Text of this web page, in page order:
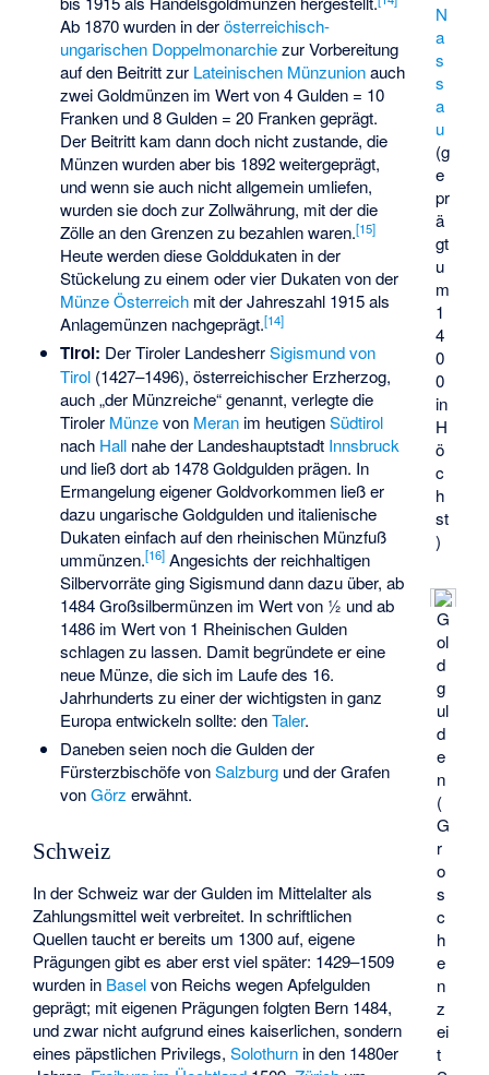
N
a
s
s
a
u
(g
e
pr
ä
gt
u
m
1
4
0
0
in
H
ö
c
h
st
)
G
ol
d
g
ul
d
e
n
(
G
r
o
s
c
h
e
n
z
ei
t
Ab 1870 wurden in derösterreichisch-
ungarischen Doppelmonarchiezur Vorbereitung
auf den Beitritt zur Lateinischen Münzunionauch
zwei Goldmünzen im Wert von 4 Gulden = 10
Franken und 8 Gulden = 20 Franken geprägt.
Der Beitritt kam dann doch nicht zustande, die
Münzen wurden aber bis 1892 weitergeprägt,
und wenn sie auch nicht allgemein umliefen,
wurden sie doch zur Zollwährung, mit der die
Zölle an den Grenzen zu bezahlen waren.[15]
Heute werden diese Golddukaten in der
Stückelung zu einem oder vier Dukaten von der
Münze Österreichmit der Jahreszahl 1915 als
Anlagemünzen nachgeprägt.[14]
Tirol: Der Tiroler LandesherrSigismund von
Tirol(1427–1496), österreichischer Erzherzog,
auch „der Münzreiche“ genannt, verlegte die
Tiroler Münzevon Meranim heutigenSüdtirol
nach Hallnahe der Landeshauptstadt Innsbruck
und ließ dort ab 1478 Goldgulden prägen. In
Ermangelung eigener Goldvorkommen ließ er
dazu ungarische Goldgulden und italienische
Dukaten einfach auf den rheinischen Münzfuß
ummünzen.[16]Angesichts der reichhaltigen
Silbervorräte ging Sigismund dann dazu über, ab
1484 Großsilbermünzen im Wert von ½ und ab
1486 im Wert von 1 Rheinischen Gulden
schlagen zu lassen. Damit begründete er eine
neue Münze, die sich im Laufe des 16.
Jahrhunderts zu einer der wichtigsten in ganz
Europa entwickeln sollte: denTaler.
Daneben seien noch die Gulden der
Fürsterzbischöfe vonSalzburgund der Grafen
vonGörz erwähnt.
Schweiz
In der Schweiz war der Gulden im Mittelalter als
Zahlungsmittel weit verbreitet. In schriftlichen
Quellen taucht er bereits um 1300 auf, eigene
Prägungen gibt es aber erst viel später: 1429–1509
wurden in Baselvon Reichs wegenApfelgulden
geprägt; mit eigenen Prägungen folgten Bern 1484,
und zwar nicht aufgrund eines kaiserlichen, sondern
eines päpstlichen Privilegs,Solothurn in den 1480er